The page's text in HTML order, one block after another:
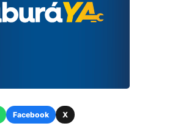
Facebook X